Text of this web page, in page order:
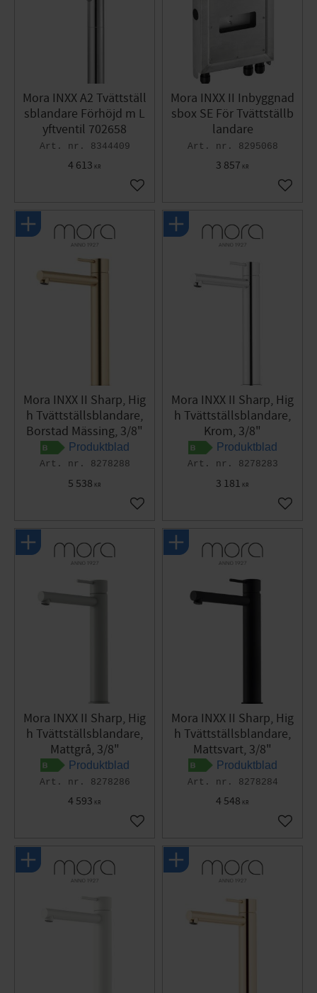
Mora INXX A2 Tvättställ
sblandare Förhöjd m L
yftventil 702658
8344409
4 613 KR
Lägg till i favoriter
Mora INXX II Inbyggnad
sbox SE För Tvättställb
landare
8295068
3 857 KR
Lägg
Mora INXX II Sharp, Hig
h Tvättställsblandare,
Borstad Mässing, 3/8"
Produktblad
8278288
5 538 KR
Lägg till i favoriter
Mora INXX II Sharp, Hig
h Tvättställsblandare,
Krom, 3/8"
Produktblad
8278283
3 181 KR
Lägg
Mora INXX II Sharp, Hig
h Tvättställsblandare,
Mattgrå, 3/8"
Produktblad
8278286
4 593 KR
Lägg till i favoriter
Mora INXX II Sharp, Hig
h Tvättställsblandare,
Mattsvart, 3/8"
Produktblad
8278284
4 548 KR
Lägg